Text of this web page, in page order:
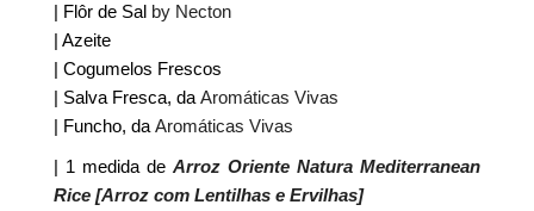
| Flôr de Sal by Necton
| Azeite
| Cogumelos Frescos
| Salva Fresca, daAromáticas Vivas
| Funcho, daAromáticas Vivas
| 1 medida de Arroz Oriente Natura Mediterranean
Rice[Arroz com Lentilhas e Ervilhas]